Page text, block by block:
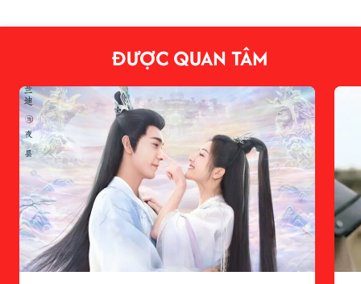
ĐƯỢC QUAN TÂM